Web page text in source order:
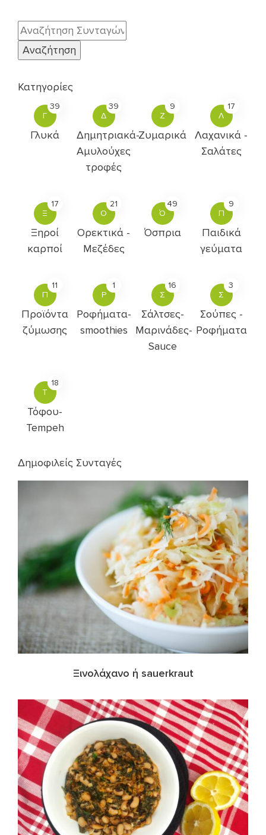
Κατηγορίες
Γ
39
Γλυκά
Δ
39
Δημητριακά-
Αμυλούχες
τροφές
Ζ
9
Ζυμαρικά
Λ
17
Λαχανικά -
Σαλάτες
Ξ
17
Ξηροί
καρποί
Ο
21
Ορεκτικά -
Μεζέδες
Ό
49
Όσπρια
Π
9
Παιδικά
γεύματα
Π
11
Προϊόντα
ζύμωσης
Ρ
1
Ροφήματα-
smoothies
Σ
16
Σάλτσες-
Μαρινάδες-
Sauce
Σ
3
Σούπες -
Ροφήματα
Τ
18
Τόφου-
Tempeh
Δημοφιλείς Συνταγές
Ξινολάχανο ή sauerkraut